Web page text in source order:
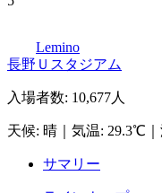
Lemino
長野Ｕスタジアム
入場者数: 10,677人
天候: 晴 気温: 29.3℃
サマリー